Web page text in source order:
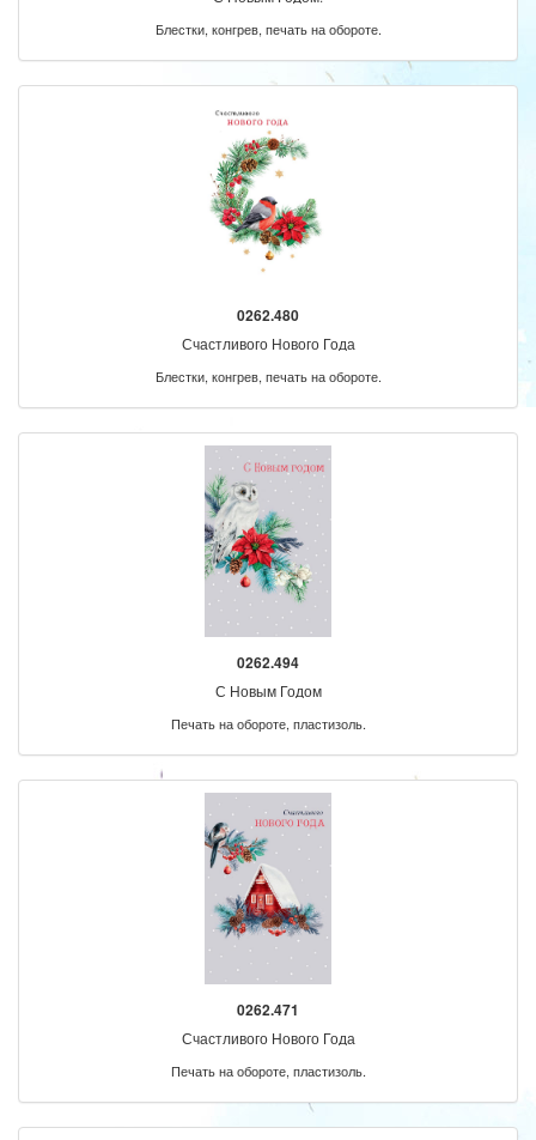
Блестки, конгрев, печать на обороте.
0262.480
Счастливого Нового Года
Блестки, конгрев, печать на обороте.
0262.494
С Новым Годом
Печать на обороте, пластизоль.
0262.471
Счастливого Нового Года
Печать на обороте, пластизоль.